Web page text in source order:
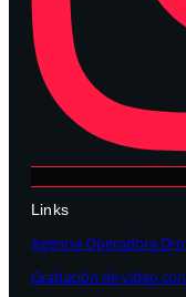
Links
Agencia Operadora
Grabación de vídeo